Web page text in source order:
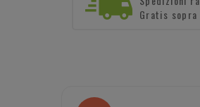
Gratis